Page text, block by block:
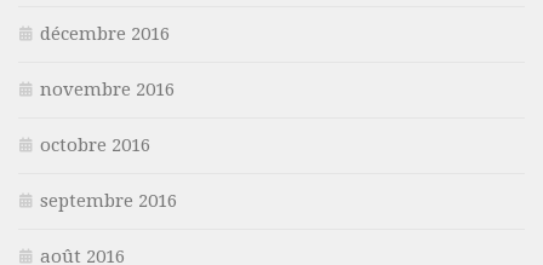
décembre 2016
novembre 2016
octobre 2016
septembre 2016
août 2016